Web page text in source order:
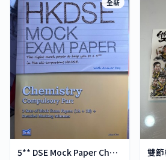
全新
5** DSE Mock Paper Chemistry
雙